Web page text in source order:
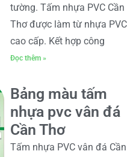
tường. Tấm nhựa PVC Cần
Thơ được làm từ nhựa PVC
cao cấp. Kết hợp công
Đọc thêm »
Bảng màu tấm
nhựa pvc vân đá
Cần Thơ
Tấm nhựa PVC vân đá Cần